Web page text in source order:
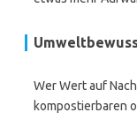
Wer Wert auf
kompostierbaren